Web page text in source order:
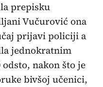
prepisku
Vučurović ona
prijavi policiji a
jednokratnim
nakon što je
bivšoj učenici,